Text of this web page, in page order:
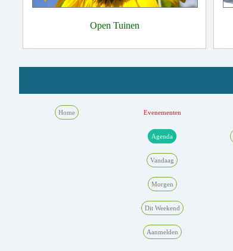
Open Tuinen
Home Evenementen
Agenda
Vandaag
Morgen
Dit Weekend
Aanmelden